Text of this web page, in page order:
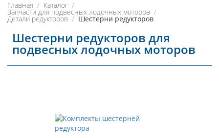
Главная Каталог
Запчасти для подвесных лодочных моторов
Детали редукторов Шестерни редукторов
Шестерни редукторов для
подвесных лодочных моторов